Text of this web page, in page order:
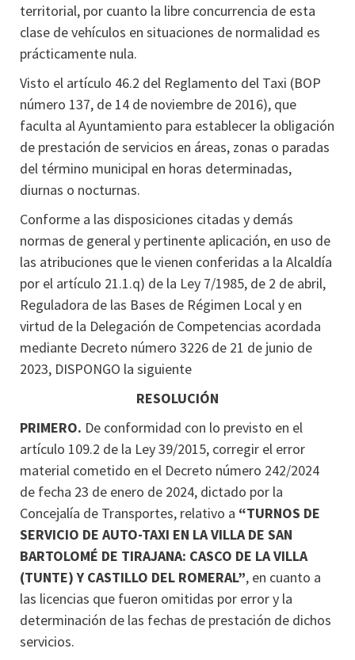
territorial, por cuanto la libre concurrencia de esta
clase de vehículos en situaciones de normalidad es
prácticamente nula.
Visto el artículo 46.2 del Reglamento del Taxi (BOP
número 137, de 14 de noviembre de 2016), que
faculta al Ayuntamiento para establecer la obligación
de prestación de servicios en áreas, zonas o paradas
del término municipal en horas determinadas,
diurnas o nocturnas.
Conforme a las disposiciones citadas y demás
normas de general y pertinente aplicación, en uso de
las atribuciones que le vienen conferidas a la Alcaldía
por el artículo 21.1.q) de la Ley 7/1985, de 2 de abril,
Reguladora de las Bases de Régimen Local y en
virtud de la Delegación de Competencias acordada
mediante Decreto número 3226 de 21 de junio de
2023, DISPONGO la siguiente
RESOLUCIÓN
PRIMERO. De conformidad con lo previsto en el
artículo 109.2 de la Ley 39/2015, corregir el error
material cometido en el Decreto número 242/2024
de fecha 23 de enero de 2024, dictado por la
Concejalía de Transportes, relativo a “TURNOS DE
SERVICIO DE AUTO-TAXI EN LA VILLA DE SAN
BARTOLOMÉ DE TIRAJANA: CASCO DE LA VILLA
(TUNTE) Y CASTILLO DEL ROMERAL”, en cuanto a
las licencias que fueron omitidas por error y la
determinación de las fechas de prestación de dichos
servicios.